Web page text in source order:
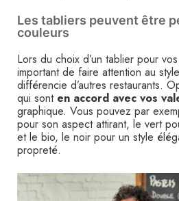
Les tabliers peuvent être
couleurs
Lors du choix d’un tablier pour
important de faire attention au
différencie d’autres restaurants.
qui sont en accord avec vos
graphique. Vous pouvez par
pour son aspect attirant, le vert
et le bio, le noir pour un style
propreté.